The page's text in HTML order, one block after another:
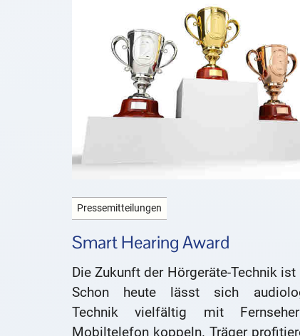
Pressemitteilungen
Smart Hearing Award
Die Zukunft der Hörgeräte-Technik
Schon heute lässt sich
Technik vielfältig mit
Mobiltelefon koppeln. Träger